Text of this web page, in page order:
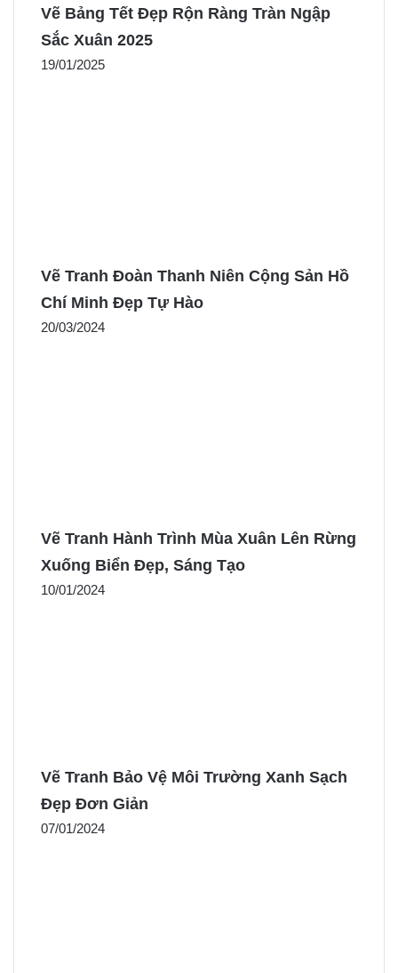
Vẽ Bảng Tết Đẹp Rộn Ràng Tràn Ngập
Sắc Xuân 2025
19/01/2025
Vẽ Tranh Đoàn Thanh Niên Cộng Sản Hồ
Chí Minh Đẹp Tự Hào
20/03/2024
Vẽ Tranh Hành Trình Mùa Xuân Lên Rừng
Xuống Biển Đẹp, Sáng Tạo
10/01/2024
Vẽ Tranh Bảo Vệ Môi Trường Xanh Sạch
Đẹp Đơn Giản
07/01/2024